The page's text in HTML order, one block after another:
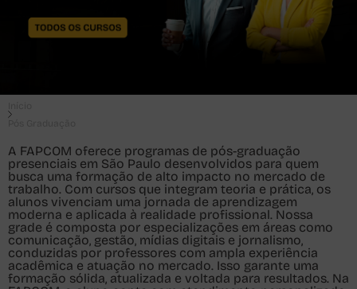
A FAPCOM oferece programas de pós-graduação
presenciais em São Paulo desenvolvidos para quem
busca uma formação de alto impacto no mercado de
trabalho. Com cursos que integram teoria e prática, os
alunos vivenciam uma jornada de aprendizagem
moderna e aplicada à realidade profissional. Nossa
grade é composta por especializações em áreas como
comunicação, gestão, mídias digitais e jornalismo,
conduzidas por professores com ampla experiência
acadêmica e atuação no mercado. Isso garante uma
formação sólida, atualizada e voltada para resultados. Na